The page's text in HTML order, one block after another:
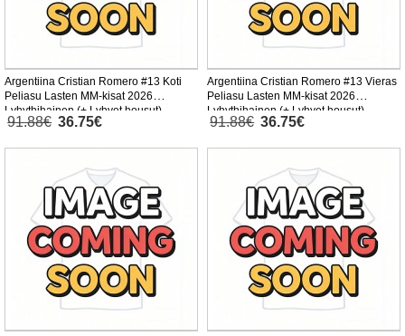
Argentiina Cristian Romero #13 Koti
Peliasu Lasten MM-kisat 2026
Lyhythihainen (+ Lyhyet housut)
91.88€ 36.75€
Argentiina Cristian Romero #13 Vieras
Peliasu Lasten MM-kisat 2026
Lyhythihainen (+ Lyhyet housut)
91.88€ 36.75€